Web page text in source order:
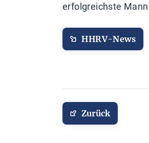
erfolgreichste
HHRV-News
Zurück